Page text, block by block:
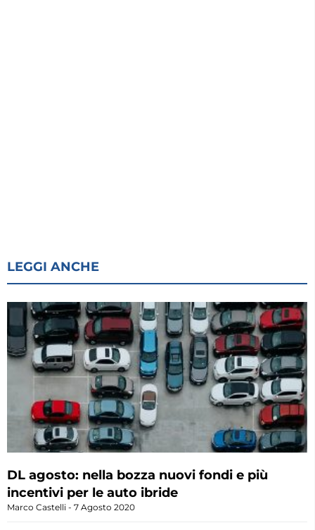
LEGGI ANCHE
DL agosto: nella bozza nuovi fondi e più
incentivi per le auto ibride
Marco Castelli 7 Agosto 2020